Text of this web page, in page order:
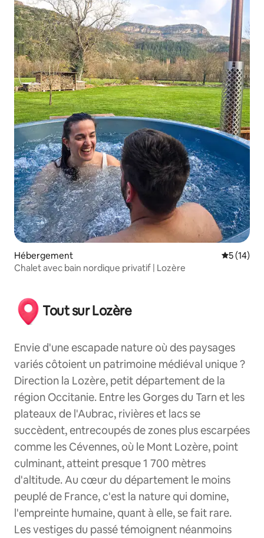
Hébergement
5 (14)
Chalet avec bain nordique privatif | Lozère
Tout sur Lozère
Envie d'une escapade nature où des paysages
variés côtoient un patrimoine médiéval unique ?
Direction la Lozère, petit département de la
région Occitanie. Entre les Gorges du Tarn et les
plateaux de l'Aubrac, rivières et lacs se
succèdent, entrecoupés de zones plus escarpées
comme les Cévennes, où le Mont Lozère, point
culminant, atteint presque 1 700 mètres
d'altitude. Au cœur du département le moins
peuplé de France, c'est la nature qui domine,
l'empreinte humaine, quant à elle, se fait rare.
Les vestiges du passé témoignent néanmoins